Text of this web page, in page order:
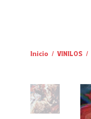
Inicio / VINILOS /